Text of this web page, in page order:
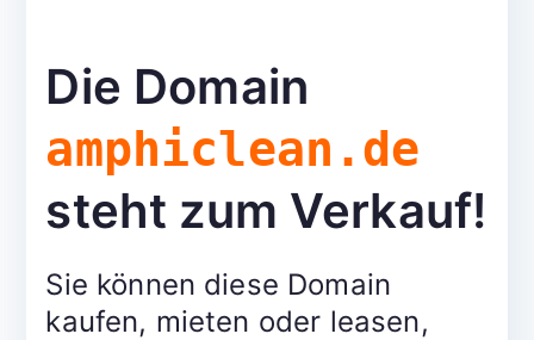
Die Domain
amphiclean.de
steht zum Verkauf!
Sie können diese Domain
kaufen, mieten oder leasen,